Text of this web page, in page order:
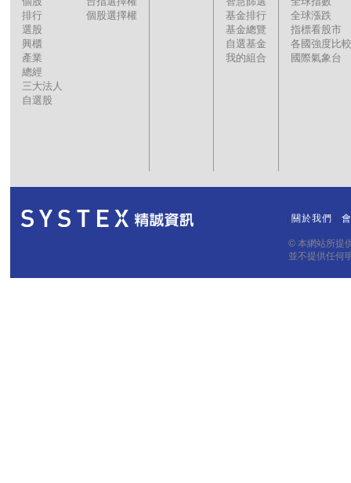
排行
選股
興櫃
產業
總經
三大法人
自選股
個股選擇權
基金排行
基金總覽
自選基金
我的組合
全球漲跌
指標看股市
各國強度比較
國際氣象台
關於我們
© 本網站所提
並不提供任何